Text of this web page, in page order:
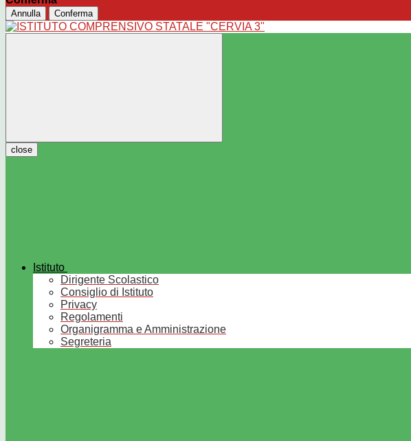
Annulla Conferma
close
Istituto
Dirigente Scolastico
Consiglio di Istituto
Privacy
Regolamenti
Organigramma e Amministrazione
Segreteria